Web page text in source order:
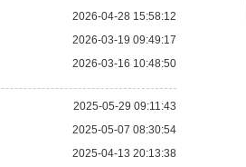
2026-04-28 15:58:12
2026-03-19 09:49:17
2026-03-16 10:48:50
2025-05-29 09:11:43
2025-05-07 08:30:54
2025-04-13 20:13:38